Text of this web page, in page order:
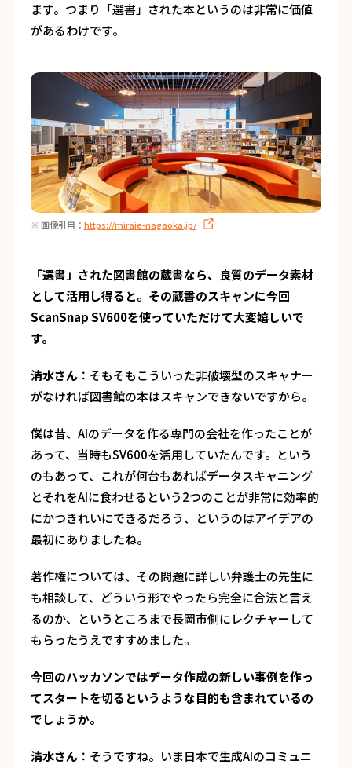
ます。つまり「選書」された本というのは非常に価値
があるわけです。
※ 画像引用： https://miraie-nagaoka.jp/
――「選書」された図書館の蔵書なら、良質のデータ素材
として活用し得ると。その蔵書のスキャンに今回
ScanSnap SV600を使っていただけて大変嬉しいで
す。
清水さん ： そもそもこういった非破壊型のスキャナー
がなければ図書館の本はスキャンできないですから。
僕は昔、AIのデータを作る専門の会社を作ったことが
あって、当時もSV600を活用していたんです。という
のもあって、これが何台もあればデータスキャニング
とそれをAIに食わせるという2つのことが非常に効率的
にかつきれいにできるだろう、というのはアイデアの
最初にありましたね。
著作権については、その問題に詳しい弁護士の先生に
も相談して、どういう形でやったら完全に合法と言え
るのか、というところまで長岡市側にレクチャーして
もらったうえですすめました。
――今回のハッカソンではデータ作成の新しい事例を作っ
てスタートを切るというような目的も含まれているの
でしょうか。
清水さん ： そうですね。いま日本で生成AIのコミュニ